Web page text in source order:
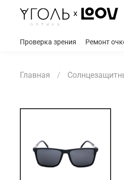
Проверка зрения Ремонт
Главная